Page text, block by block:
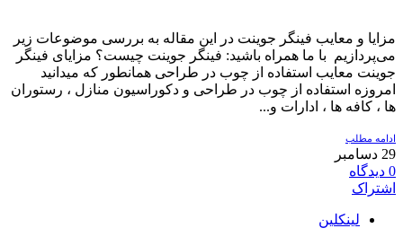
مزایا و معایب فینگر جوینت در این مقاله به بررسی موضوعات زیر
می‌پردازیم با ما همراه باشید: فینگر جوینت چیست؟ مزایای فینگر
جوینت معایب استفاده از چوب در طراحی همانطور که میدانید
امروزه استفاده از چوب در طراحی و دکوراسیون منازل ، رستوران
ها ، کافه ها ، ادارات و...
ادامه مطلب
29 دسامبر
0 دیدگاه
اشتراک
لینکلین